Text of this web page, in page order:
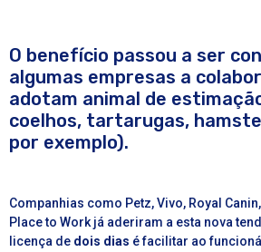
O benefício passou a ser
algumas empresas a
adotam animal de
coelhos, tartarugas,
por exemplo).
Companhias como Petz, Vivo, Royal
Place to Work já aderiram a esta nova
licença de dois dias é facilitar ao